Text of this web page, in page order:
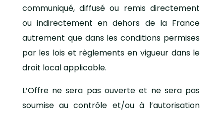
communiqué, diffusé ou remis directement
ou indirectement en dehors de la France
autrement que dans les conditions permises
par les lois et règlements en vigueur dans le
droit local applicable.
L’Offre ne sera pas ouverte et ne sera pas
soumise au contrôle et/ou à l’autorisation